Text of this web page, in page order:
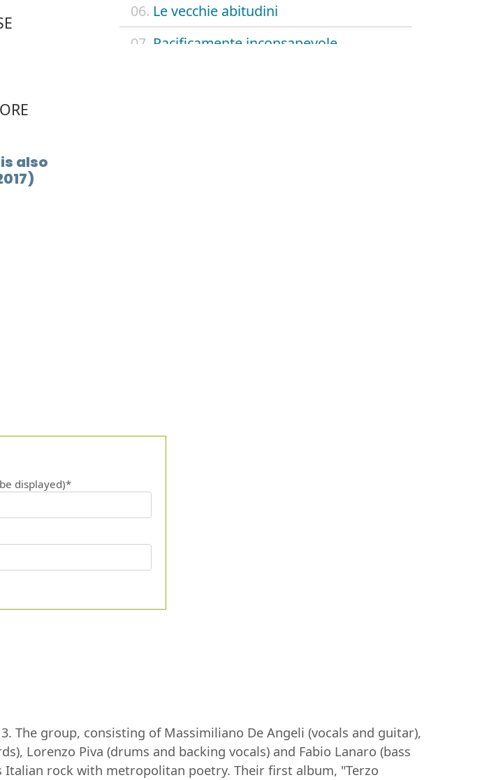
06. Le vecchie abitudini
07. Pacificamente inconsapevole
is also
displayed)*
The group, consisting of Massimiliano De Angeli (vocals and guitar),
Lorenzo Piva (drums and backing vocals) and Fabio Lanaro (bass
Italian rock with metropolitan poetry. Their first album, "Terzo